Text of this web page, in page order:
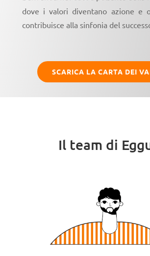
dove i valori diventano azione e
contribuisce alla sinfonia del
SCARICA LA CARTA DEI
Il team di